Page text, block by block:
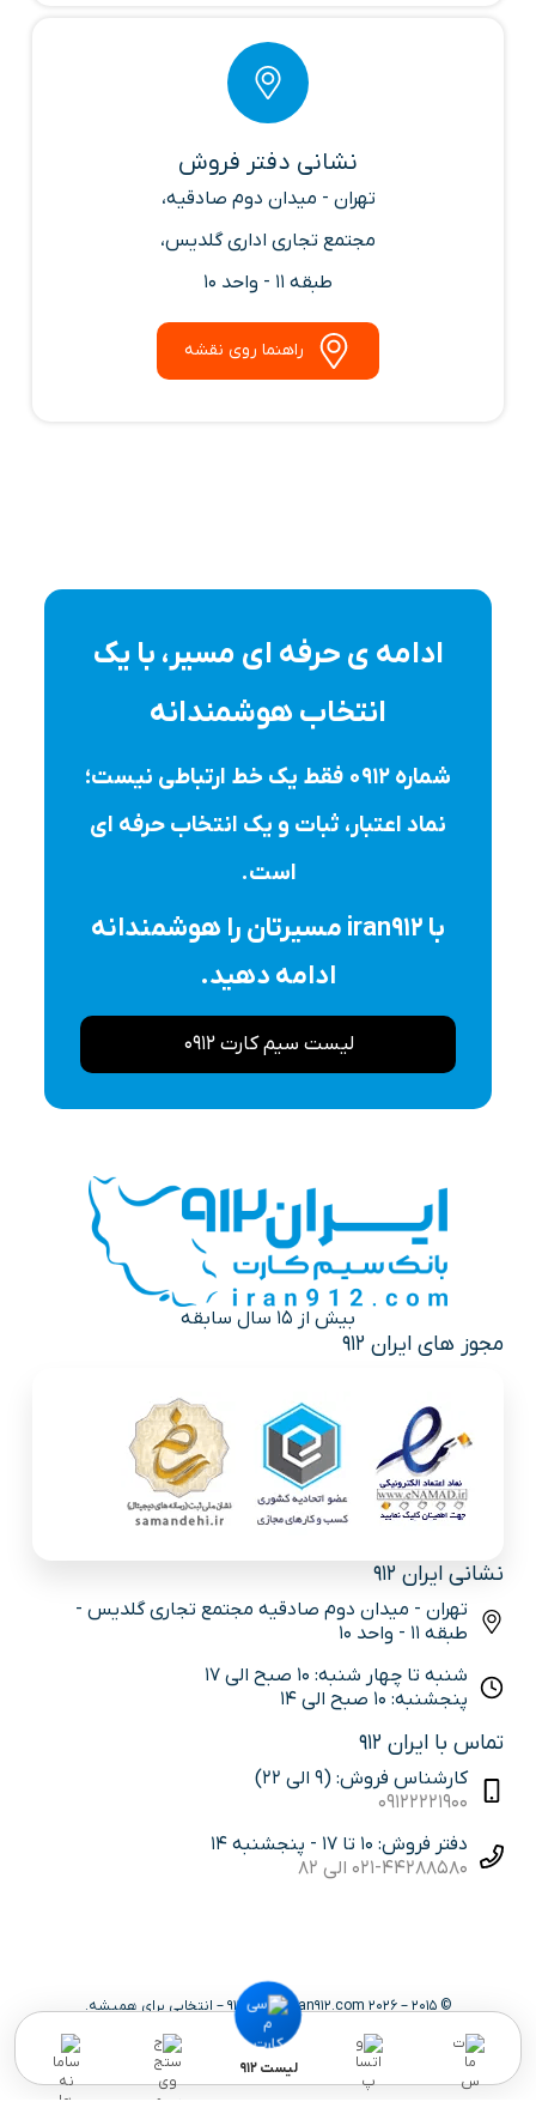
نشانی دفتر فروش
تهران - میدان دوم صادقیه،
مجتمع تجاری اداری گلدیس،
طبقه 11 - واحد 10
راهنما روی نقشه
ادامه ی حرفه ای مسیر، با یک
انتخاب هوشمندانه
شماره ۰۹۱۲ فقط یک خط ارتباطی نیست؛
نماد اعتبار، ثبات و یک انتخاب حرفه ای
است.
با iran912 مسیرتان را هوشمندانه
ادامه دهید.
لیست سیم کارت 0912
بیش از 15 سال سابقه
نشانی ایران 912
تهران - میدان دوم صادقیه مجتمع تجاری گلدیس -
طبقه 11 - واحد 10
شنبه تا چهار شنبه: 10 صبح الی 17
پنجشنبه: 10 صبح الی 14
تماس با ایران 912
کارشناس فروش: (9 الی 22)
09122221900
دفتر فروش: 10 تا 17 - پنجشنبه 14
021-44288580 الی 82
مجوز های ایران 912
© 2015 – 2026 iran912.com | ایران 912 – انتخابی برای همیشه.
لیست 912